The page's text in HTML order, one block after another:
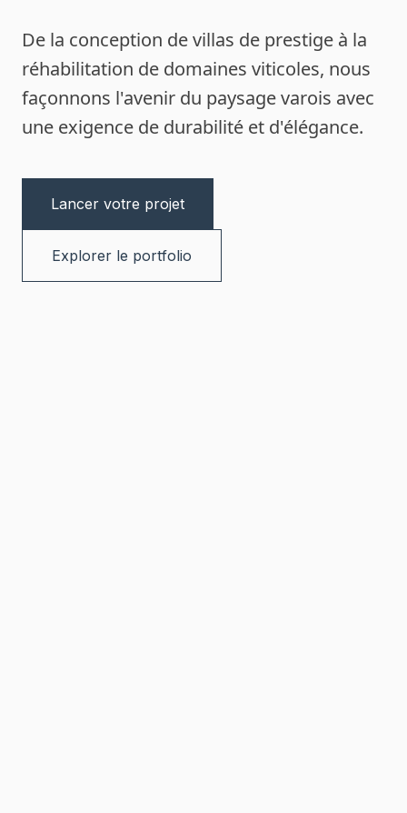
De la conception de villas de prestige à la
réhabilitation de domaines viticoles, nous
façonnons l'avenir du paysage varois avec
une exigence de durabilité et d'élégance.
Lancer votre projet
Explorer le portfolio